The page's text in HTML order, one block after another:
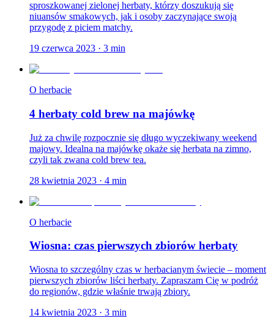
sproszkowanej zielonej herbaty, którzy doszukują się
niuansów smakowych, jak i osoby zaczynające swoją
przygodę z piciem matchy.
19 czerwca 2023 · 3 min
O herbacie
4 herbaty cold brew na majówkę
Już za chwilę rozpocznie się długo wyczekiwany weekend
majowy. Idealna na majówkę okaże się herbata na zimno,
czyli tak zwana cold brew tea.
28 kwietnia 2023 · 4 min
O herbacie
Wiosna: czas pierwszych zbiorów herbaty
Wiosna to szczególny czas w herbacianym świecie – moment
pierwszych zbiorów liści herbaty. Zapraszam Cię w podróż
do regionów, gdzie właśnie trwają zbiory.
14 kwietnia 2023 · 3 min